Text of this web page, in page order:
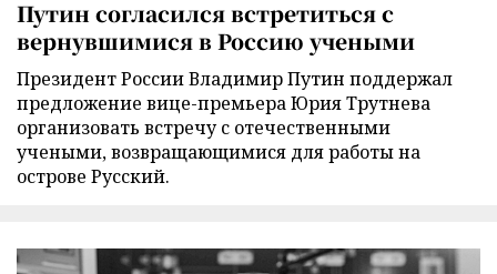
Путин согласился встретиться с
вернувшимися в Россию учеными
Президент России Владимир Путин поддержал
предложение вице-премьера Юрия Трутнева
организовать встречу с отечественными
учеными, возвращающимися для работы на
острове Русский.